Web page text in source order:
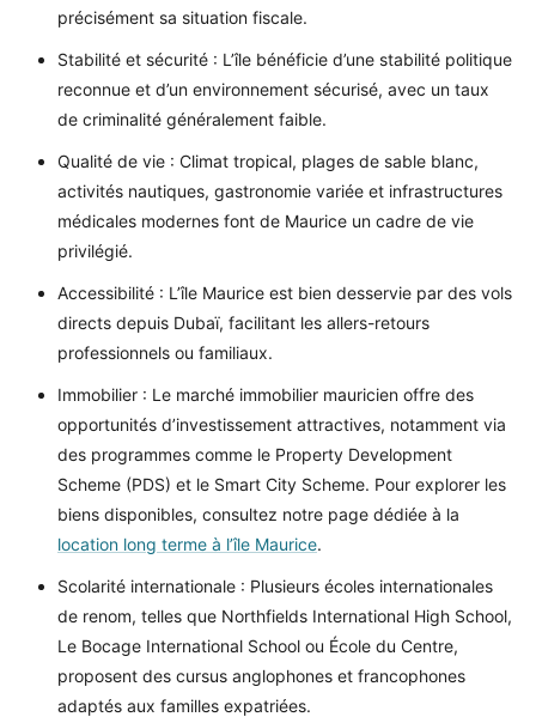
précisément sa situation fiscale.
Stabilité et sécurité : L’île bénéficie d’une stabilité politique
reconnue et d’un environnement sécurisé, avec un taux
de criminalité généralement faible.
Qualité de vie : Climat tropical, plages de sable blanc,
activités nautiques, gastronomie variée et infrastructures
médicales modernes font de Maurice un cadre de vie
privilégié.
Accessibilité : L’île Maurice est bien desservie par des vols
directs depuis Dubaï, facilitant les allers-retours
professionnels ou familiaux.
Immobilier : Le marché immobilier mauricien offre des
opportunités d’investissement attractives, notamment via
des programmes comme le Property Development
Scheme (PDS) et le Smart City Scheme. Pour explorer les
biens disponibles, consultez notre page dédiée à la
location long terme à l’île Maurice.
Scolarité internationale : Plusieurs écoles internationales
de renom, telles que Northfields International High School,
Le Bocage International School ou École du Centre,
proposent des cursus anglophones et francophones
adaptés aux familles expatriées.